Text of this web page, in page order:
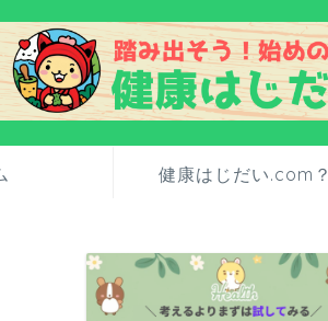
健康はじだい.com？